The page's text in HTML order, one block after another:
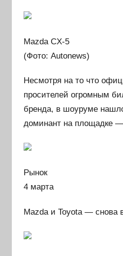
Mazda CX-5
(Фото: Autonews)
Несмотря на то что
просителей огромным
бренда, в шоуруме
доминант на площадке
Рынок
4 марта
Mazda и Toyota — снова